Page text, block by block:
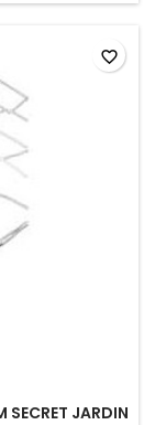
SECRET JARDIN
favorite_border